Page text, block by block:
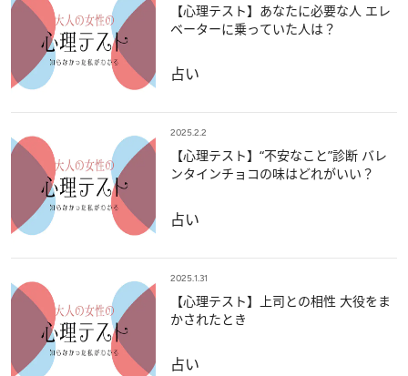
【心理テスト】あなたに必要な人 エレ
ベーターに乗っていた人は？
占い
2025.2.2
【心理テスト】“不安なこと”診断 バレ
ンタインチョコの味はどれがいい？
占い
2025.1.31
【心理テスト】上司との相性 大役をま
かされたとき
占い